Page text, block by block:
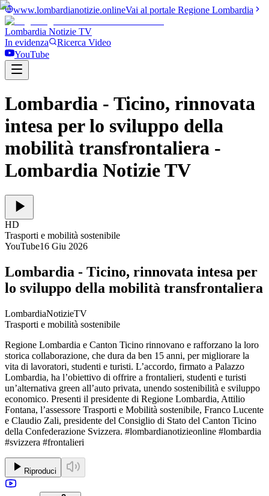
www.lombardianotizie.onlineVai al portale Regione Lombardia
Lombardia Notizie TV
In evidenza
Ricerca Video
YouTube
Lombardia - Ticino, rinnovata
intesa per lo sviluppo della
mobilità transfrontaliera -
Lombardia Notizie TV
HD
Trasporti e mobilità sostenibile
YouTube16 Giu 2026
Lombardia - Ticino, rinnovata intesa per
lo sviluppo della mobilità transfrontaliera
LombardiaNotizieTV
Trasporti e mobilità sostenibile
Regione Lombardia e Canton Ticino rinnovano e rafforzano la loro
storica collaborazione, che dura da ben 15 anni, per migliorare la
vita di lavoratori, studenti e turisti. L’accordo, firmato a Palazzo
Lombardia, ha l’obiettivo di offrire a frontalieri, studenti e turisti
un’alternativa green all’auto privata, unendo sostenibilità e sviluppo
economico. Presenti il presidente di Regione Lombardia, Attilio
Fontana, l’assessore Trasporti e Mobilità sostenibile, Franco Lucente
e Claudio Zali, presidente del Consiglio di Stato del Canton Ticino
della Confederazione Svizzera. #lombardianotizieonline #lombardia
#svizzera #frontalieri
Riproduci